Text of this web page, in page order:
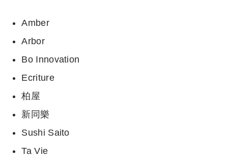
Amber
Arbor
Bo Innovation
Ecriture
柏屋
新同樂
Sushi Saito
Ta Vie